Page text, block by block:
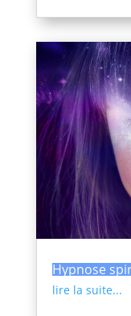
Hypnose
lire la suite...